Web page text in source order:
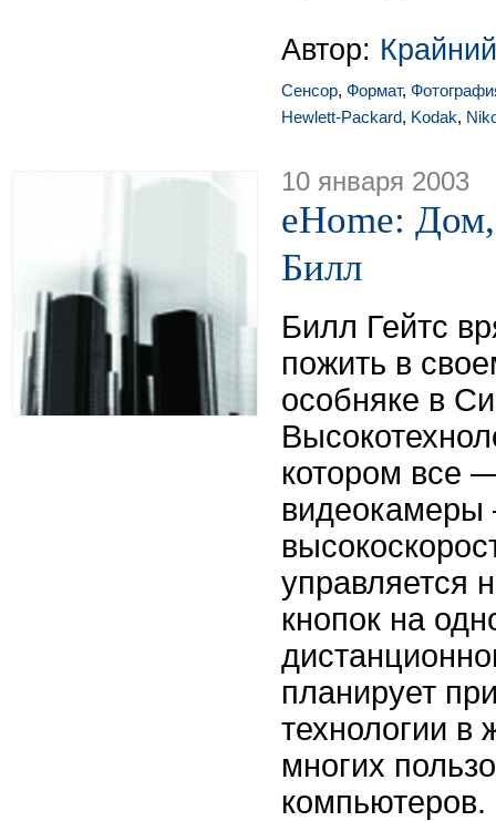
Автор:
Сенсор, Формат,
Hewlett-Packard, Kodak,
10 января 2003
eHome:
Билл
Билл Гейтс
пожить в
особняке в
котором все
управляется
кнопок на
планирует
технологии в
многих
компьютеров.